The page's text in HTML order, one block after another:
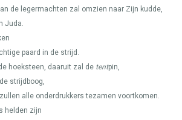
de legermachten zal omzien naar Zijn kudde,
Juda.
paard in de strijd.
hoeksteen, daaruit zal de tentpin,
strijdboog,
alle onderdrukkers tezamen voortkomen.
helden zijn